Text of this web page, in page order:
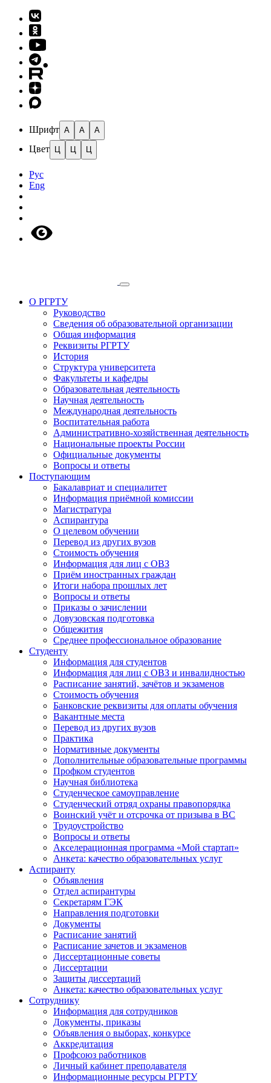
Шрифт A A A
Цвет Ц Ц Ц
Рус
Eng
О РГРТУ
Руководство
Сведения об образовательной организации
Общая информация
Реквизиты РГРТУ
История
Структура университета
Факультеты и кафедры
Образовательная деятельность
Научная деятельность
Международная деятельность
Воспитательная работа
Административно-хозяйственная деятельность
Национальные проекты России
Официальные документы
Вопросы и ответы
Поступающим
Бакалавриат и специалитет
Информация приёмной комиссии
Магистратура
Аспирантура
О целевом обучении
Перевод из других вузов
Стоимость обучения
Информация для лиц с ОВЗ
Приём иностранных граждан
Итоги набора прошлых лет
Вопросы и ответы
Приказы о зачислении
Довузовская подготовка
Общежития
Среднее профессиональное образование
Студенту
Информация для студентов
Информация для лиц с ОВЗ и инвалидностью
Расписание занятий, зачётов и экзаменов
Стоимость обучения
Банковские реквизиты для оплаты обучения
Вакантные места
Перевод из других вузов
Практика
Нормативные документы
Дополнительные образовательные программы
Профком студентов
Научная библиотека
Студенческое самоуправление
Студенческий отряд охраны правопорядка
Воинский учёт и отсрочка от призыва в ВС
Трудоустройство
Вопросы и ответы
Акселерационная программа «Мой стартап»
Анкета: качество образовательных услуг
Аспиранту
Объявления
Отдел аспирантуры
Секретарям ГЭК
Направления подготовки
Документы
Расписание занятий
Расписание зачетов и экзаменов
Диссертационные советы
Диссертации
Защиты диссертаций
Анкета: качество образовательных услуг
Сотруднику
Информация для сотрудников
Документы, приказы
Объявления о выборах, конкурсе
Аккредитация
Профсоюз работников
Личный кабинет преподавателя
Информационные ресурсы РГРТУ